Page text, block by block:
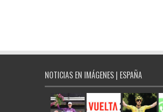
NOTICIAS EN IMÁGENES | ESPAÑA